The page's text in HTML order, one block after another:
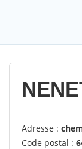
Adresse :
Code postal :